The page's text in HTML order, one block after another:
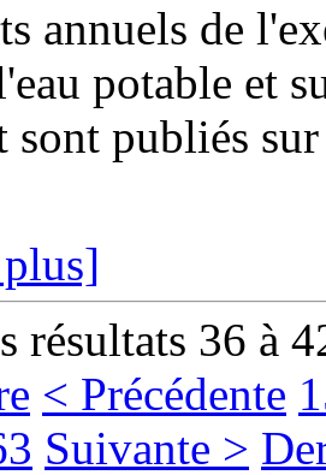
annuels de
potable et
sont publiés
résultats 36 à
< Précédente
Suivante >